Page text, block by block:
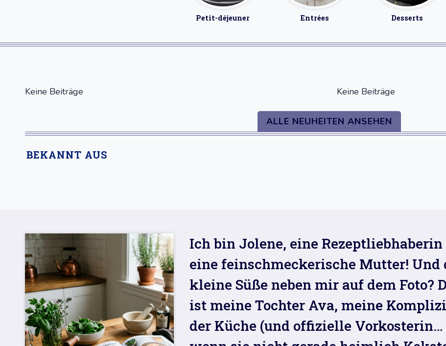
Petit-déjeuner Entrées Desserts
Keine Beiträge Keine Beiträge
ALLE NEUHEITEN ANSEHEN
BEKANNT AUS
Ich bin Jolene, eine Rezeptliebhaberin
eine feinschmeckerische Mutter! Und
kleine Süße neben mir auf dem Foto?
ist meine Tochter Ava, meine
der Küche (und offizielle Vorkosterin…